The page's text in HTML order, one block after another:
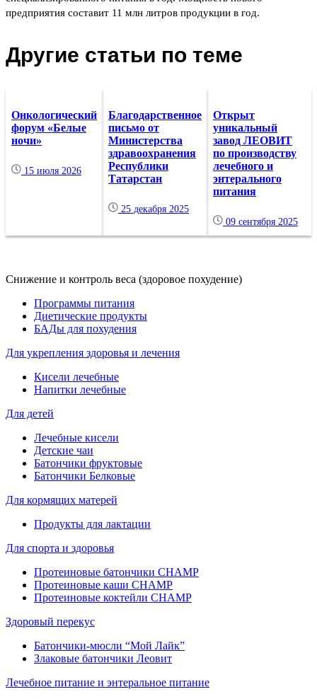
предприятия составит 11 млн литров продукции в год.
Другие статьи по теме
Онкологический
форум «Белые
ночи»
15 июля 2026
Благодарственное
письмо от
Министерства
здравоохранения
Республики
Татарстан
25 декабря 2025
Открыт
уникальный
завод ЛЕОВИТ
по производству
лечебного и
энтерального
питания
09 сентября 2025
Снижение и контроль веса (здоровое похудение)
Программы питания
Диетические продукты
БАДы для похудения
Для укрепления здоровья и лечения
Кисели лечебные
Напитки лечебные
Для детей
Лечебные кисели
Детские чаи
Батончики фруктовые
Батончики Белковые
Для кормящих матерей
Продукты для лактации
Для спорта и здоровья
Протеиновые батончики CHAMP
Протеиновые каши CHAMP
Протеиновые коктейли CHAMP
Здоровый перекус
Батончики-мюсли “Мой Лайк”
Злаковые батончики Леовит
Лечебное питание и энтеральное питание